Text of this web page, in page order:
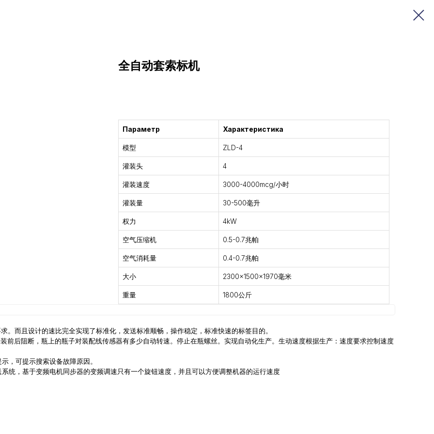
全自动套索标机
Параметр Характеристика
模型 ZLD-4
灌装头 4
灌装速度 3000-4000mcg/小时
灌装量 30-500毫升
权力 4kW
空气压缩机 0.5-0.7兆帕
空气消耗量 0.4-0.7兆帕
大小 2300x1500x1970毫米
重量 1800公斤
。而且设计的速比完全实现了标准化，发送标准顺畅，操作稳定，标准快速的标签目的。
前后阻断，瓶上的瓶子对装配线传感器有多少自动转速。停止在瓶螺丝。实现自动化生产。生动速度根据生产：速度要求控制速度
，可提示搜索设备故障原因。
统，基于变频电机同步器的变频调速只有一个旋钮速度，并且可以方便调整机器的运行速度